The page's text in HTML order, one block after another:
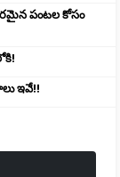
పంటల కోసం
ఇవే!!